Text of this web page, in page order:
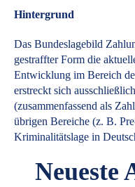
Hintergrund
Das Bundeslagebild
gestraffter Form die
Entwicklung im Bereich
erstreckt sich
(zusammenfassend als
übrigen Bereiche (z. B.
Kriminalitätslage in
Neueste